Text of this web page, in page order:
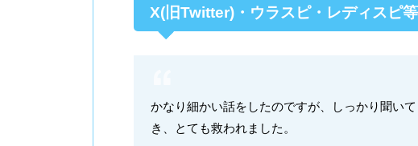
X(旧Twitter)・ウラスピ・レディスピ
かなり細かい話をしたのですが、しっかり聞い
き、とても救われました。